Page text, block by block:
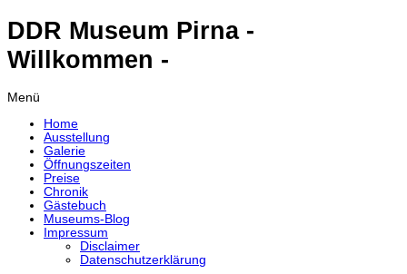
DDR Museum Pirna -
Willkommen -
Menü
Home
Ausstellung
Galerie
Öffnungszeiten
Preise
Chronik
Gästebuch
Museums-Blog
Impressum
Disclaimer
Datenschutzerklärung